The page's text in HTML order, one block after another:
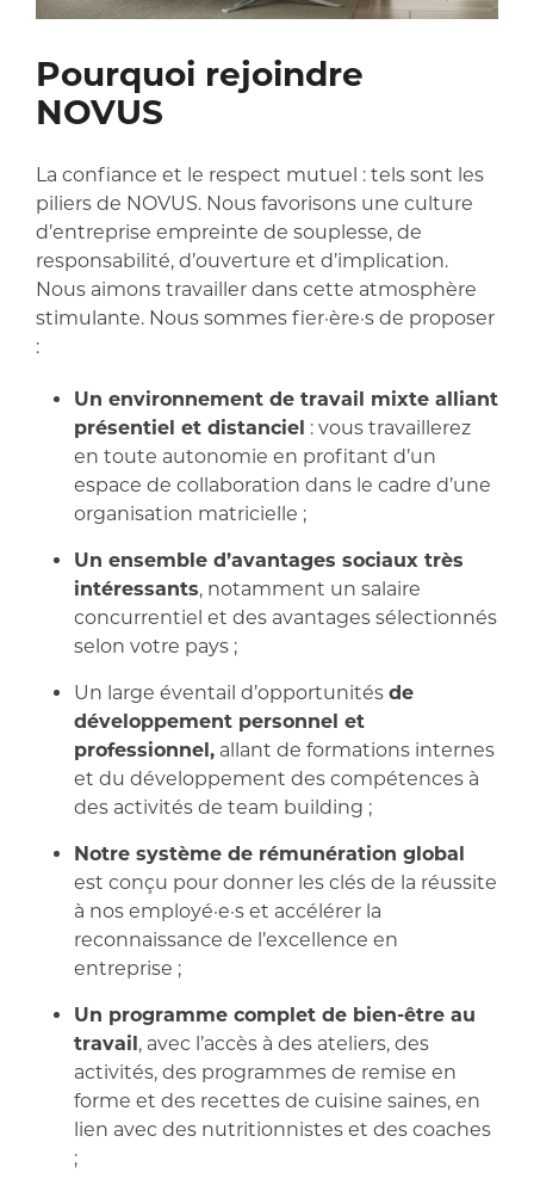
Pourquoi rejoindre
NOVUS
La confiance et le respect mutuel : tels sont les
piliers de NOVUS. Nous favorisons une culture
d’entreprise empreinte de souplesse, de
responsabilité, d’ouverture et d’implication.
Nous aimons travailler dans cette atmosphère
stimulante. Nous sommes fier·ère·s de proposer
:
Un environnement de travail mixte alliant
présentiel et distanciel : vous travaillerez
en toute autonomie en profitant d’un
espace de collaboration dans le cadre d’une
organisation matricielle ;
Un ensemble d’avantages sociaux très
intéressants, notamment un salaire
concurrentiel et des avantages sélectionnés
selon votre pays ;
Un large éventail d’opportunités de
développement personnel et
professionnel, allant de formations internes
et du développement des compétences à
des activités de team building ;
Notre système de rémunération global
est conçu pour donner les clés de la réussite
à nos employé·e·s et accélérer la
reconnaissance de l’excellence en
entreprise ;
Un programme complet de bien-être au
travail, avec l’accès à des ateliers, des
activités, des programmes de remise en
forme et des recettes de cuisine saines, en
lien avec des nutritionnistes et des coaches
;